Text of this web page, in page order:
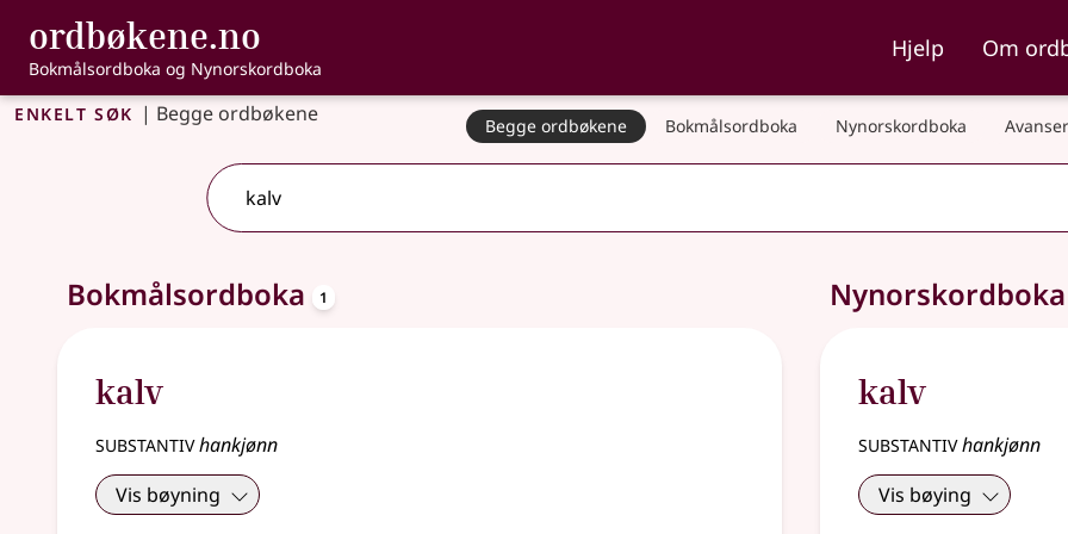
Gå til hovudinnhald
Tilgjenge
ordbøkene.no , Bokmålsordboka og Nynorskordboka
Bokmålsordboka og Nynorskordboka
Hjelp Om
Enkelt søk | Begge ordbøkene Begge ordbøkene Bokmålsordboka Nynorskordboka
Bokmålsordboka 1
kalv
substantivhankjønn
Vis bøyning
Nynorskordboka
kalv
substantivhankjønn
Vis bøying